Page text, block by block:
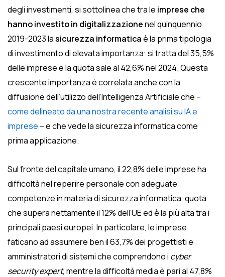
degli investimenti, si sottolinea che tra le imprese che
hanno investito in digitalizzazionenel quinquennio
2019-2023 lasicurezza informaticaè la prima tipologia
di investimento di elevata importanza: si tratta del 35,5%
delle imprese e la quota sale al 42,6% nel 2024. Questa
crescente importanza è correlata anche con la
diffusione dell’utilizzo dell’Intelligenza Artificiale che –
come delineato da una nostra recente analisi su IA e
imprese – e che vede la sicurezza informatica come
prima applicazione.
Sul fronte del capitale umano, il 22,8% delle imprese ha
difficoltà nel reperire personale con adeguate
competenze in materia di sicurezza informatica, quota
che supera nettamente il 12% dell’UE ed è la più alta tra i
principali paesi europei. In particolare, le imprese
faticano ad assumere ben il 63,7% dei progettisti e
amministratori di sistemi che comprendono i cyber
security expert, mentre la difficoltà media è pari al 47,8%